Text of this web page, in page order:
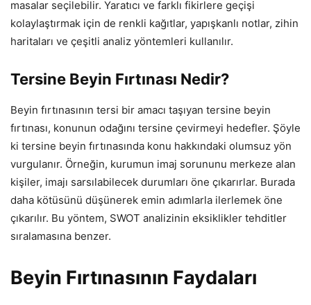
masalar seçilebilir. Yaratıcı ve farklı fikirlere geçişi
kolaylaştırmak için de renkli kağıtlar, yapışkanlı notlar, zihin
haritaları ve çeşitli analiz yöntemleri kullanılır.
Tersine Beyin Fırtınası Nedir?
Beyin fırtınasının tersi bir amacı taşıyan tersine beyin
fırtınası, konunun odağını tersine çevirmeyi hedefler. Şöyle
ki tersine beyin fırtınasında konu hakkındaki olumsuz yön
vurgulanır. Örneğin, kurumun imaj sorununu merkeze alan
kişiler, imajı sarsılabilecek durumları öne çıkarırlar. Burada
daha kötüsünü düşünerek emin adımlarla ilerlemek öne
çıkarılır. Bu yöntem, SWOT analizinin eksiklikler tehditler
sıralamasına benzer.
Beyin Fırtınasının Faydaları